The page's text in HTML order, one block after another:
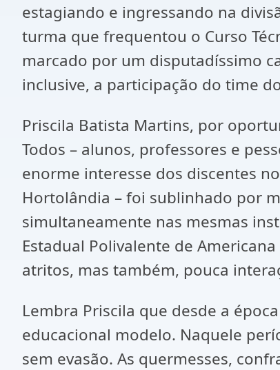
estagiando e ingressando na
turma que frequentou o Curso
marcado por um disputadíssimo
inclusive, a participação do time
Priscila Batista Martins, por
Todos – alunos, professores e
enorme interesse dos discentes
Hortolândia – foi sublinhado por
simultaneamente nas mesmas
Estadual Polivalente de
atritos, mas também, pouca
Lembra Priscila que desde a
educacional modelo. Naquele
sem evasão. As quermesses,